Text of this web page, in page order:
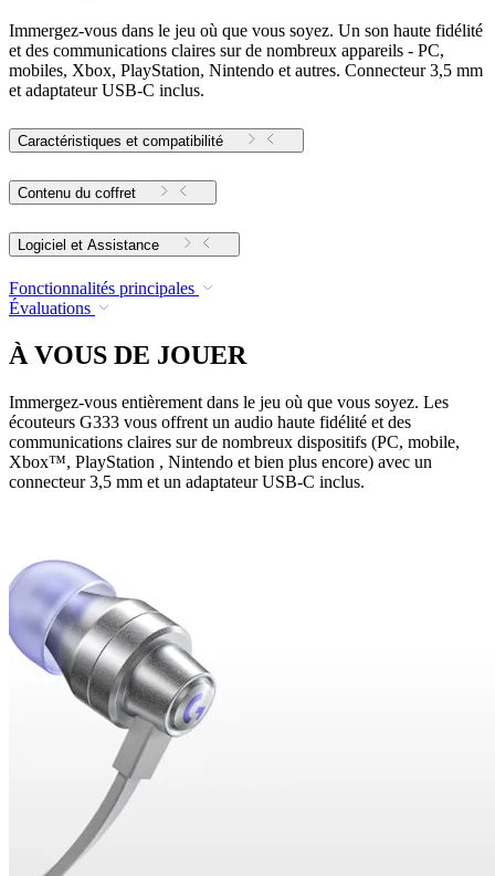
Immergez-vous dans le jeu où que vous soyez. Un son haute fidélité
et des communications claires sur de nombreux appareils - PC,
mobiles, Xbox, PlayStation, Nintendo et autres. Connecteur 3,5 mm
et adaptateur USB-C inclus.
Caractéristiques et compatibilité
Contenu du coffret
Logiciel et Assistance
Fonctionnalités principales
Évaluations
À VOUS DE JOUER
Immergez-vous entièrement dans le jeu où que vous soyez. Les
écouteurs G333 vous offrent un audio haute fidélité et des
communications claires sur de nombreux dispositifs (PC, mobile,
Xbox™, PlayStation , Nintendo et bien plus encore) avec un
connecteur 3,5 mm et un adaptateur USB-C inclus.